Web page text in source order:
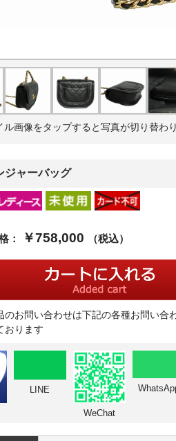
画像をタップすると写真が切り替わり
ジャーバッグ
： ￥758,000 （税込）
のお問い合わせは下記の各種お問い合
おります
LINE
WeChat